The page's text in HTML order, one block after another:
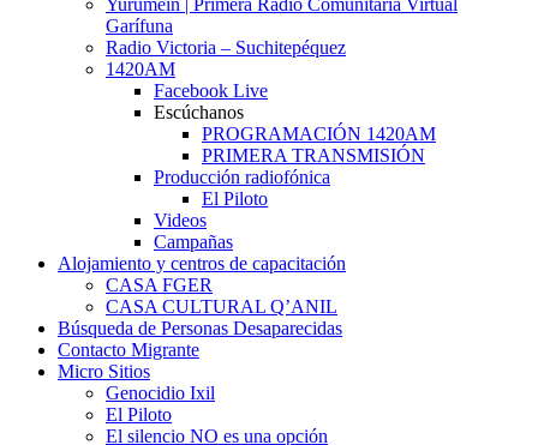
Yurumein | Primera Radio Comunitaria Virtual
Garífuna
Radio Victoria – Suchitepéquez
1420AM
Facebook Live
Escúchanos
PROGRAMACIÓN 1420AM
PRIMERA TRANSMISIÓN
Producción radiofónica
El Piloto
Videos
Campañas
Alojamiento y centros de capacitación
CASA FGER
CASA CULTURAL Q’ANIL
Búsqueda de Personas Desaparecidas
Contacto Migrante
Micro Sitios
Genocidio Ixil
El Piloto
El silencio NO es una opción